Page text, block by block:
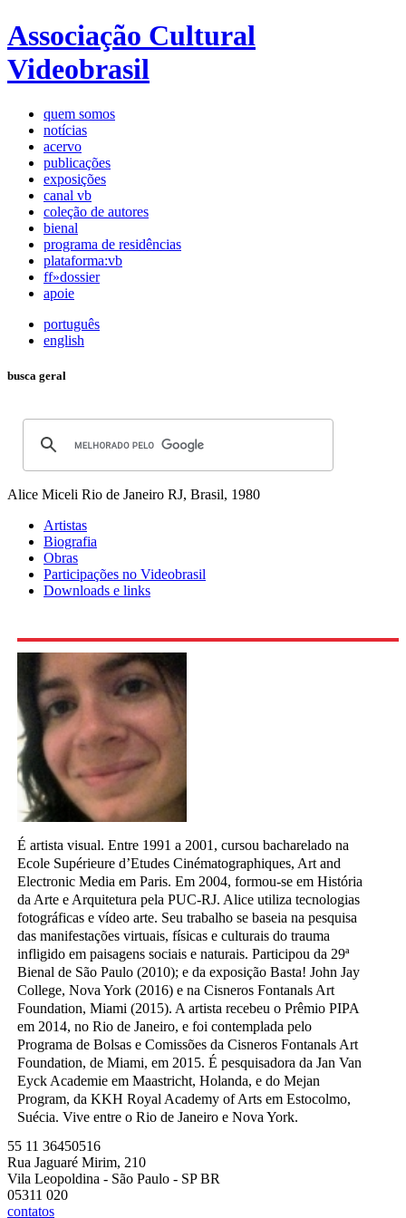
Associação Cultural
Videobrasil
quem somos
notícias
acervo
publicações
exposições
canal vb
coleção de autores
bienal
programa de residências
plataforma:vb
ff»dossier
apoie
português
english
busca geral
Alice Miceli Rio de Janeiro RJ, Brasil, 1980
Artistas
Biografia
Obras
Participações no Videobrasil
Downloads e links
É artista visual. Entre 1991 a 2001, cursou bacharelado na
Ecole Supérieure d’Etudes Cinématographiques, Art and
Electronic Media em Paris. Em 2004, formou-se em História
da Arte e Arquitetura pela PUC-RJ. Alice utiliza tecnologias
fotográficas e vídeo arte. Seu trabalho se baseia na pesquisa
das manifestações virtuais, físicas e culturais do trauma
infligido em paisagens sociais e naturais. Participou da 29ª
Bienal de São Paulo (2010); e da exposição Basta! John Jay
College, Nova York (2016) e na Cisneros Fontanals Art
Foundation, Miami (2015). A artista recebeu o Prêmio PIPA
em 2014, no Rio de Janeiro, e foi contemplada pelo
Programa de Bolsas e Comissões da Cisneros Fontanals Art
Foundation, de Miami, em 2015. É pesquisadora da Jan Van
Eyck Academie em Maastricht, Holanda, e do Mejan
Program, da KKH Royal Academy of Arts em Estocolmo,
Suécia. Vive entre o Rio de Janeiro e Nova York.
55 11 36450516
Rua Jaguaré Mirim, 210
Vila Leopoldina - São Paulo - SP BR
05311 020
contatos